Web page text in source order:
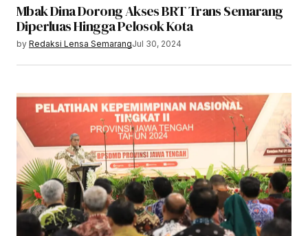
Mbak Dina Dorong Akses BRT Trans Semarang
Diperluas Hingga Pelosok Kota
by Redaksi Lensa SemarangJul 30, 2024